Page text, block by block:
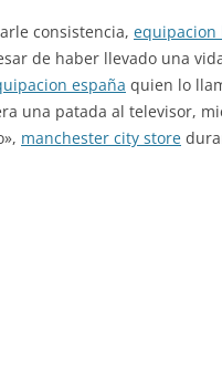
consistencia, equipacion
de haber llevado una
españa quien lo
una patada al televisor,
manchester city store